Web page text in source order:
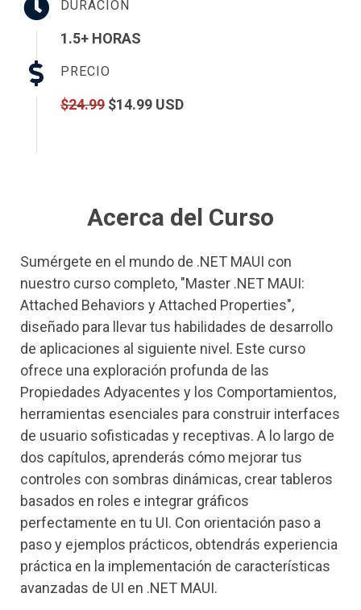
DURACIÓN
1.5+ HORAS
PRECIO
$24.99 $14.99 USD
Acerca del Curso
Sumérgete en el mundo de .NET MAUI con
nuestro curso completo, "Master .NET MAUI:
Attached Behaviors y Attached Properties",
diseñado para llevar tus habilidades de desarrollo
de aplicaciones al siguiente nivel. Este curso
ofrece una exploración profunda de las
Propiedades Adyacentes y los Comportamientos,
herramientas esenciales para construir interfaces
de usuario sofisticadas y receptivas. A lo largo de
dos capítulos, aprenderás cómo mejorar tus
controles con sombras dinámicas, crear tableros
basados en roles e integrar gráficos
perfectamente en tu UI. Con orientación paso a
paso y ejemplos prácticos, obtendrás experiencia
práctica en la implementación de características
avanzadas de UI en .NET MAUI.